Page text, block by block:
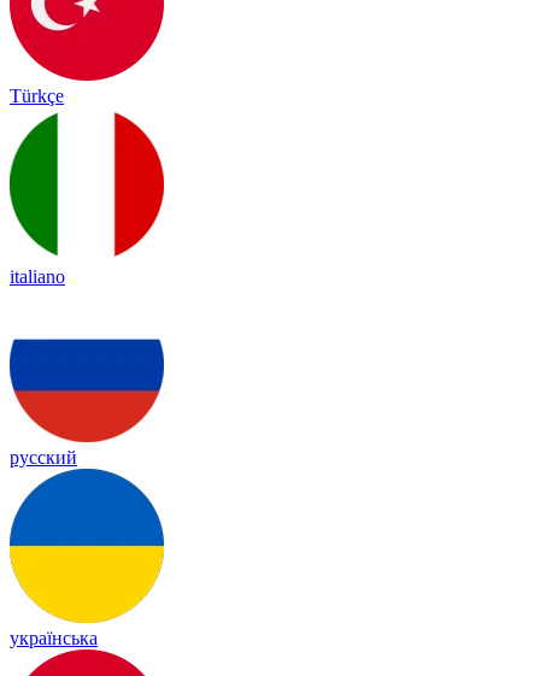
Türkçe
italiano
русский
українська